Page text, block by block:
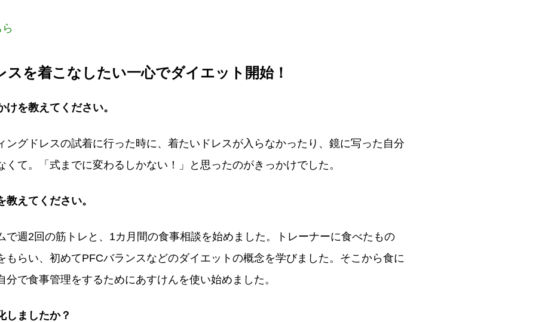
スを着こなしたい一心でダイエット開始！
を教えてください。
ングドレスの試着に行った時に、着たいドレスが入らなかったり、鏡に写った自分
くて。「式までに変わるしかない！」と思ったのがきっかけでした。
えてください。
で週2回の筋トレと、1カ月間の食事相談を始めました。トレーナーに食べたもの
もらい、初めてPFCバランスなどのダイエットの概念を学びました。そこから食に
分で食事管理をするためにあすけんを使い始めました。
しましたか？